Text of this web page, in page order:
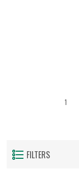
1
FILTERS